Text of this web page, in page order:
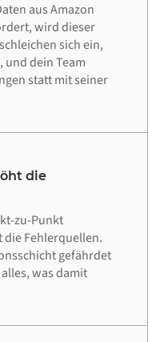
aus Amazon
wird dieser
sich ein,
und dein Team
statt mit seiner
die
zu-Punkt
Fehlerquellen.
gefährdet
was damit